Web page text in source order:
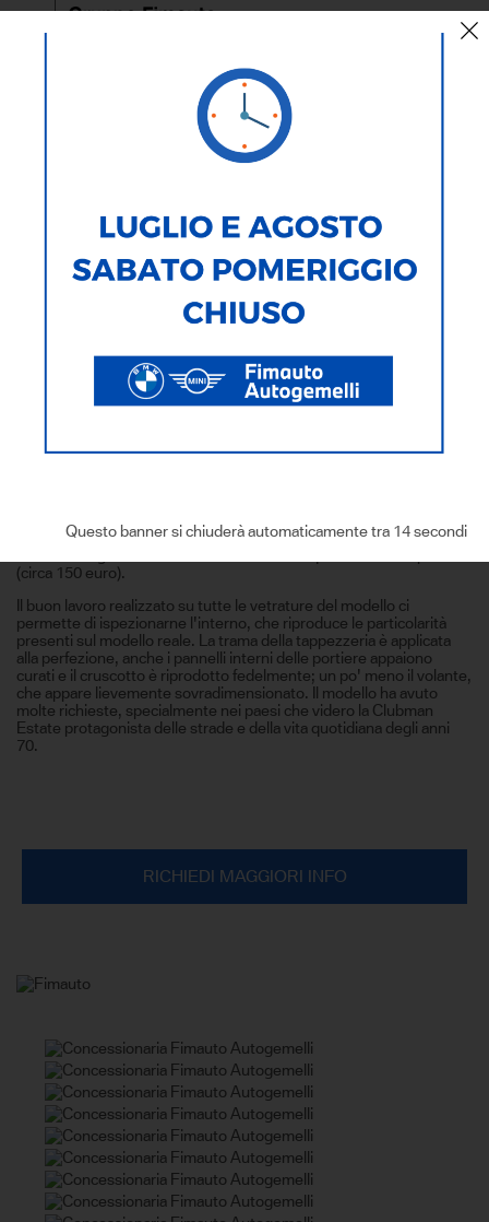
Questo banner si chiuderà automaticamente tra 14 secondi
Mini Clubman Estate 1974 by
periodo: ovvero quando, per differenziarsi sul mercato, si puntava
Il modello è ben realizzato, può apparire di dimensioni ridotte ma è
ha permesso ai produttori di concentrarsi sulle linee “pure”, senza
fughe o tolleranze forzate. La verniciatura si presenta omogenea e
bisogna solo fare attenzione agli specchietti, delicati come sulla
maggior parte delle auto in scala.
muso squadrato della Clubman Estate c'è la targa, rigorosamente
posteriore, di fatto un paraspigoli, è posizionato in due parti con al
centro il porta targa. I gruppi ottici sono di qualità, pneumatici e
(circa 150 euro).
Il buon lavoro realizzato su tutte le vetrature del modello ci
permette di ispezionarne l'interno, che riproduce le particolarità
presenti sul modello reale. La trama della tappezzeria è applicata
alla perfezione, anche i pannelli interni delle portiere appaiono
curati e il cruscotto è riprodotto fedelmente; un po' meno il volante,
che appare lievemente sovradimensionato. Il modello ha avuto
molte richieste, specialmente nei paesi che videro la Clubman
Estate protagonista delle strade e della vita quotidiana degli anni
70.
RICHIEDI MAGGIORI INFO